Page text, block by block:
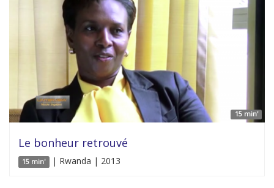
15 min'
Le bonheur retrouvé
15 min' | Rwanda | 2013